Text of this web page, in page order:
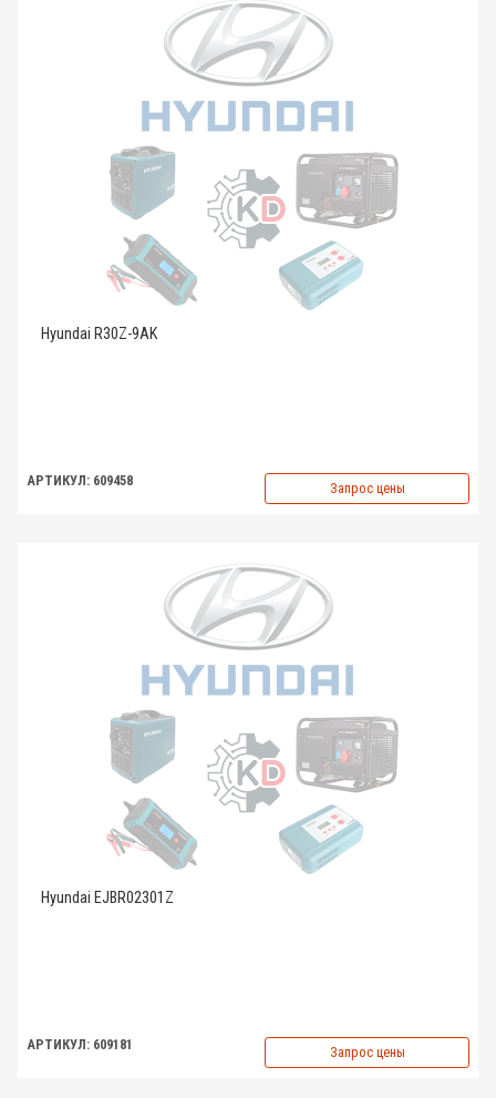
Hyundai R30Z-9AK
АРТИКУЛ: 609458 Запрос цены
Hyundai EJBR02301Z
АРТИКУЛ: 609181 Запрос цены